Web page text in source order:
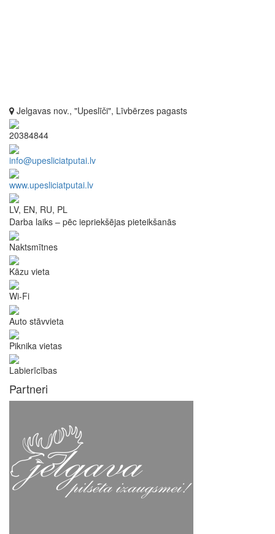
Jelgavas nov., "Upeslīči", Līvbērzes pagasts
20384844
info@upesliciatputai.lv
www.upesliciatputai.lv
LV, EN, RU, PL
Darba laiks – pēc iepriekšējas pieteikšanās
Naktsmītnes
Kāzu vieta
Wi-Fi
Auto stāvvieta
Piknika vietas
Labierīcības
Partneri